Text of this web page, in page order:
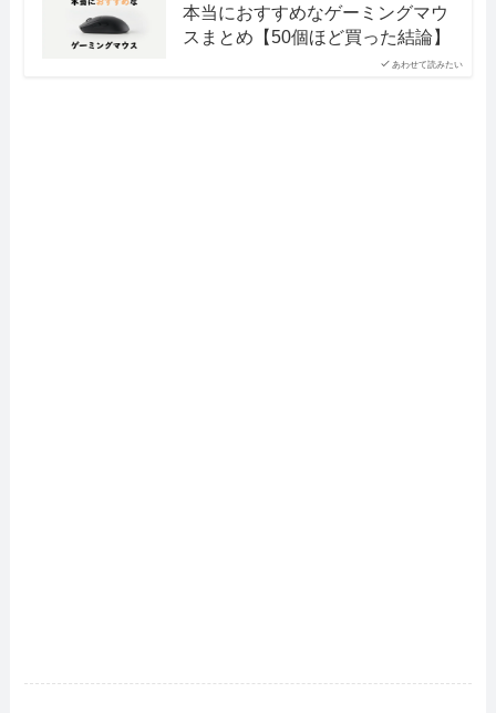
あわせて読みたい
本当におすすめなゲーミングマウ
スまとめ【50個ほど買った結論】